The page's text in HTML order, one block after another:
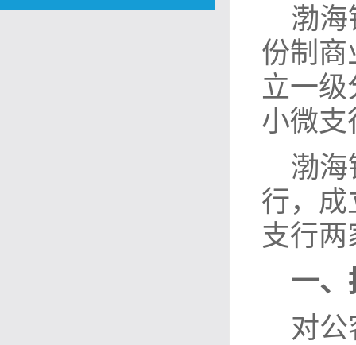
渤海
份制商
立一级
小微支
渤海
行，成
支行
一、
对